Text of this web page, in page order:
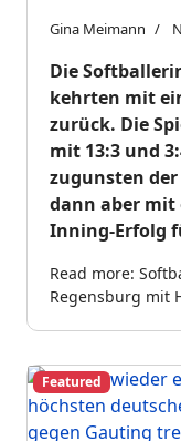
Gina Meimann
Die
kehrten mit
zurück. Die
mit 13:3 und
zugunsten
dann aber
Inning-Erfolg
Read more:
Regensburg mit
Featured